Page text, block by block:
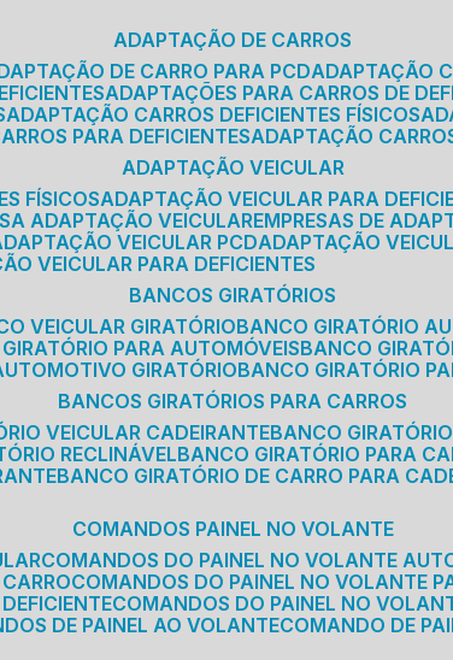
ADAPTAÇÃO DE CARROS
DE CARRO PARA PCD
ADAPTAÇÃO
ADAPTAÇÕES PARA CARROS DE
ADAPTAÇÃO CARROS DEFICIENTES FÍSICOS
PARA DEFICIENTES
ADAPTAÇÃO
ADAPTAÇÃO VEICULAR
FÍSICOS
ADAPTAÇÃO VEICULAR PARA
ADAPTAÇÃO VEICULAR EMPRESAS DE
ADAPTAÇÃO VEICULAR PCD
ADAPTAÇÃO
VEICULAR PARA DEFICIENTES
BANCOS GIRATÓRIOS
VEICULAR GIRATÓRIO BANCO GIRATÓRIO
GIRATÓRIO PARA AUTOMÓVEIS
BANCO
GIRATÓRIO BANCO GIRATÓRIO
BANCOS GIRATÓRIOS PARA CARROS
VEICULAR CADEIRANTE BANCO
RECLINÁVEL BANCO GIRATÓRIO PARA
BANCO GIRATÓRIO DE CARRO PARA
COMANDOS PAINEL NO VOLANTE
COMANDOS DO PAINEL NO VOLANTE
COMANDOS DO PAINEL NO VOLANTE
COMANDOS DO PAINEL NO
DE PAINEL AO VOLANTE
COMANDO DE